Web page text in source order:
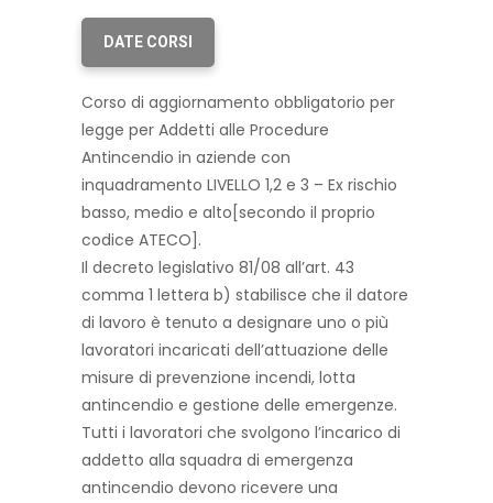
DATE CORSI
Corso di aggiornamento obbligatorio per
legge per Addetti alle Procedure
Antincendio in aziende con
inquadramento LIVELLO 1,2 e 3 – Ex rischio
basso, medio e alto[secondo il proprio
codice ATECO].
Il decreto legislativo 81/08 all’art. 43
comma 1 lettera b) stabilisce che il datore
di lavoro è tenuto a designare uno o più
lavoratori incaricati dell’attuazione delle
misure di prevenzione incendi, lotta
antincendio e gestione delle emergenze.
Tutti i lavoratori che svolgono l’incarico di
addetto alla squadra di emergenza
antincendio devono ricevere una